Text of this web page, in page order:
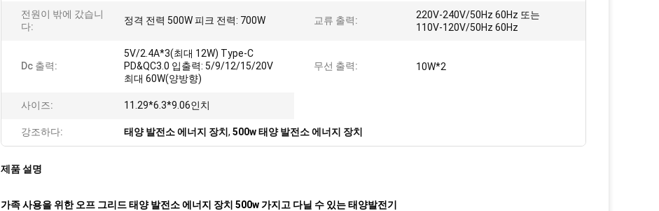
전원이 밖에 갔습니
다:
정격 전력 500W 피크 전력: 700W 교류 출력:
220V-240V/50Hz 60Hz 또는
110V-120V/50Hz 60Hz
Dc 출력:
5V/2.4A*3(최대 12W) Type-C
PD&QC3.0 입출력: 5/9/12/15/20V
최대 60W(양방향)
무선 출력: 10W*2
사이즈: 11.29*6.3*9.06인치
강조하다: 태양 발전소 에너지 장치 , 500w 태양 발전소 에너지 장치
제품 설명
가족 사용을 위한 오프 그리드 태양 발전소 에너지 장치 500w 가지고 다닐 수 있는 태양발전기